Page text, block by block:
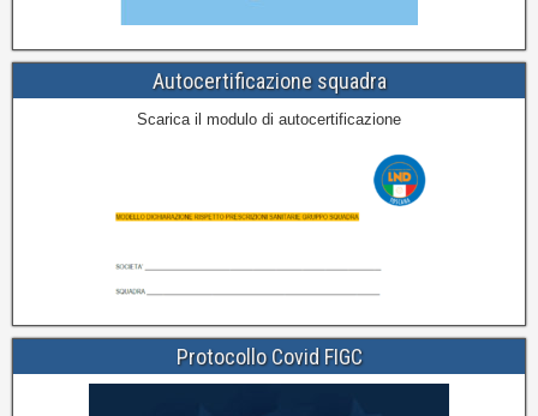
Autocertificazione squadra
Scarica il modulo di autocertificazione
Protocollo Covid FIGC